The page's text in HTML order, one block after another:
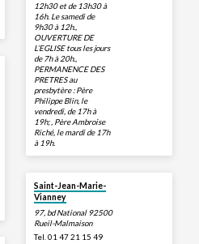
12h30 et de 13h30 à
16h. Le samedi de
9h30 à 12h.,
OUVERTURE DE
L’EGLISE tous les jours
de 7h à 20h.,
PERMANENCE DES
PRETRES au
presbytère : Père
Philippe Blin, le
vendredi, de 17h à
19h; , Père Ambroise
Riché, le mardi de 17h
à 19h.
Saint-Jean-Marie-
Vianney
97, bd National 92500
Rueil-Malmaison
Tel. 01 47 21 15 49